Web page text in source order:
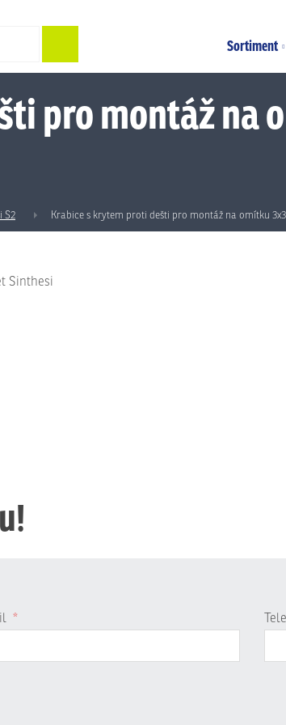
Sortiment
pro montáž na
S2 Krabice s krytem proti dešti pro montáž na omítku
Sinthesi
*